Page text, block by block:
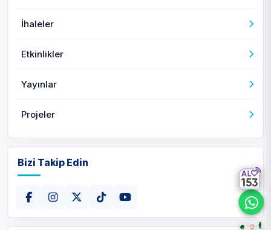
İhaleler
Etkinlikler
Yayınlar
Projeler
Bizi Takip Edin